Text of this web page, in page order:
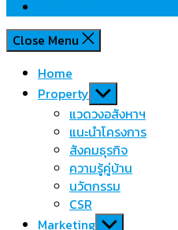
Close Menu
Home
Property Show
sub
menu
แวดวงอสังหาฯ
แนะนำโครงการ
สังคมธุรกิจ
ความรู้คู่บ้าน
นวัตกรรม
CSR
Marketing Show